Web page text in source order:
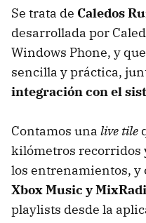
Se trata de Caledos
desarrollada por
Windows Phone, y
sencilla y práctica,
integración con el
Contamos una live tile
kilómetros recorridos
los entrenamientos, y
Xbox Music y
playlists desde la